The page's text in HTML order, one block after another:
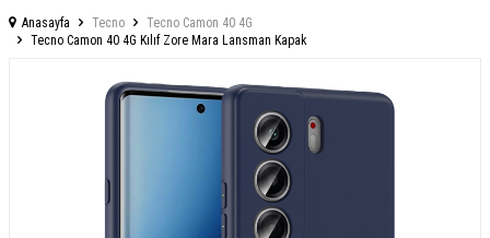
Anasayfa Tecno
Tecno Camon 40 4G
Tecno Camon 40 4G Kılıf Zore Mara Lansman Kapak